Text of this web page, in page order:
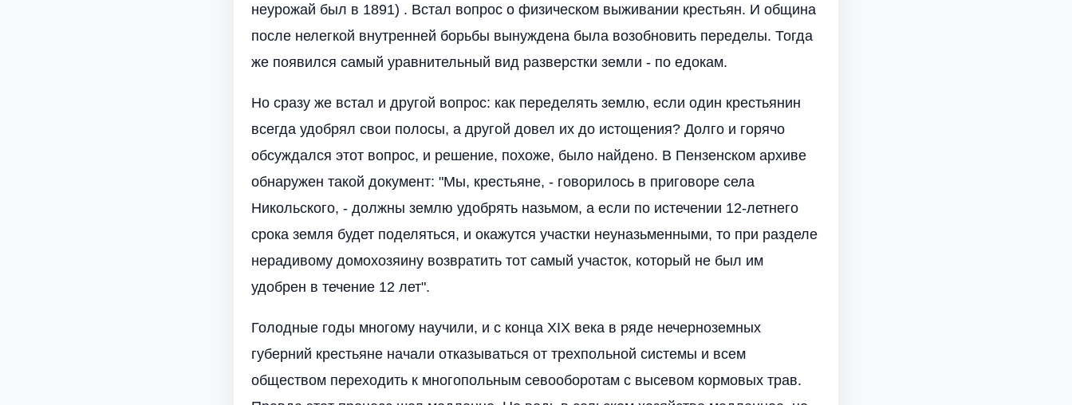
неурожай был в 1891) . Встал вопрос о физическом выживании крестьян. И община
после нелегкой внутренней борьбы вынуждена была возобновить переделы. Тогда
же появился самый уравнительный вид разверстки земли - по едокам.
Но сразу же встал и другой вопрос: как переделять землю, если один крестьянин
всегда удобрял свои полосы, а другой довел их до истощения? Долго и горячо
обсуждался этот вопрос, и решение, похоже, было найдено. В Пензенском архиве
обнаружен такой документ: "Мы, крестьяне, - говорилось в приговоре села
Никольского, - должны землю удобрять назьмом, а если по истечении 12-летнего
срока земля будет поделяться, и окажутся участки неуназьменными, то при разделе
нерадивому домохозяину возвратить тот самый участок, который не был им
удобрен в течение 12 лет".
Голодные годы многому научили, и с конца XIX века в ряде нечерноземных
губерний крестьяне начали отказываться от трехпольной системы и всем
обществом переходить к многопольным севооборотам с высевом кормовых трав.